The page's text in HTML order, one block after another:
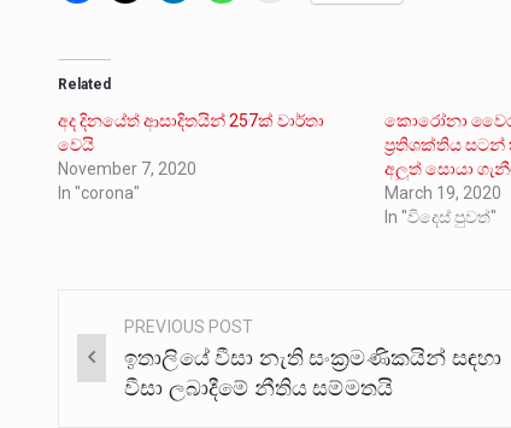
Related
අද දිනයේත් ආසාදිතයින් 257ක් වාර්තා
වෙයි
November 7, 2020
In "corona"
කොරෝනා
ප්‍රතිශක්තිය
අලුත් සොයා
March 19, 2020
In "විදෙස් පුවත්"
Post
navigation
PREVIOUS POST
ඉතාලියේ වීසා නැති සංක‍්‍රමණිකයින් සඳහා
වීසා ලබාදීමේ නීතිය සම්මතයි